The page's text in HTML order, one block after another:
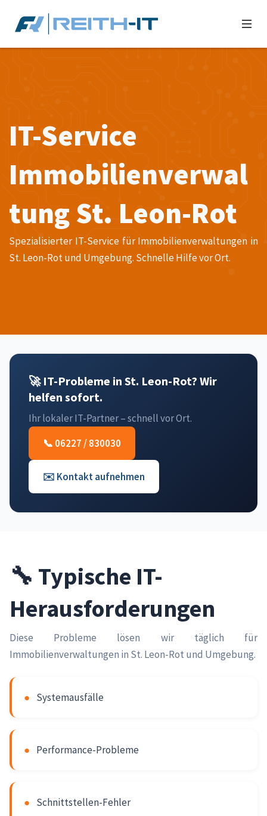
IT-Service
Immobilienverwal
tung St. Leon-Rot
Spezialisierter IT-Service für Immobilienverwaltungen in
St. Leon-Rot und Umgebung. Schnelle Hilfe vor Ort.
🚀 IT-Probleme in St. Leon-Rot? Wir
helfen sofort.
Ihr lokaler IT-Partner – schnell vor Ort.
📞 06227 / 830030
✉️ Kontakt aufnehmen
🔧 Typische IT-
Herausforderungen
Diese Probleme lösen wir täglich für
Immobilienverwaltungen in St. Leon-Rot und Umgebung.
● Systemausfälle
● Performance-Probleme
● Schnittstellen-Fehler